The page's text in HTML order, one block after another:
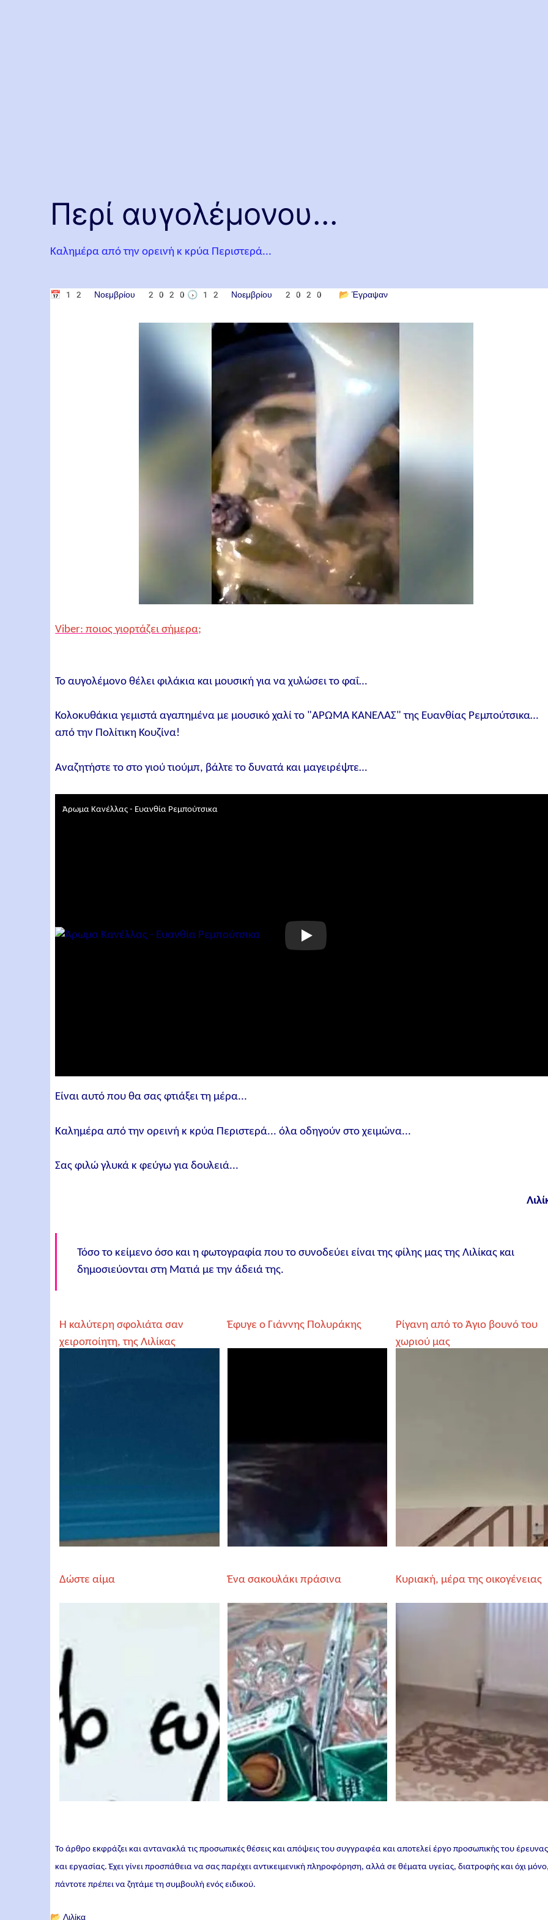
Περί αυγολέμονου...
Καλημέρα από την ορεινή κ κρύα Περιστερά...
📅 12 Νοεμβρίου 2020 🕟 12 Νοεμβρίου 2020 📂 Έγραψαν
Viber: ποιος γιορτάζει σήμερα;
Το αυγολέμονο θέλει φιλάκια και μουσική για να χυλώσει το φαΐ…
Κολοκυθάκια γεμιστά αγαπημένα με μουσικό χαλί το "ΑΡΩΜΑ ΚΑΝΕΛΑΣ" της Ευανθίας Ρεμπούτσικα…
από την Πολίτικη Κουζίνα!
Αναζητήστε το στο γιού τιούμπ, βάλτε το δυνατά και μαγειρέψτε…
Άρωμα Κανέλλας - Ευανθία Ρεμπούτσικα
Είναι αυτό που θα σας φτιάξει τη μέρα...
Καλημέρα από την ορεινή κ κρύα Περιστερά... όλα οδηγούν στο χειμώνα...
Σας φιλώ γλυκά κ φεύγω για δουλειά...
Τόσο το κείμενο όσο και η φωτογραφία που το συνοδεύει είναι της φίλης μας της Λιλίκας και
δημοσιεύονται στη Ματιά με την άδειά της.
Η καλύτερη σφολιάτα σαν
χειροποίητη, της Λιλίκας
Έφυγε ο Γιάννης Πολυράκης
Ρίγανη από το Άγιο βουνό του
χωριού μας
Δώστε αίμα Ένα σακουλάκι πράσινα Κυριακή, μέρα της οικογένειας
Το άρθρο εκφράζει και αντανακλά τις προσωπικές θέσεις και απόψεις του συγγραφέα και αποτελεί έργο προσωπικής του έρευνας
και εργασίας. Έχει γίνει προσπάθεια να σας παρέχει αντικειμενική πληροφόρηση, αλλά σε θέματα υγείας, διατροφής και όχι
πάντοτε πρέπει να ζητάμε τη συμβουλή ενός ειδικού.
📂 Λιλίκα